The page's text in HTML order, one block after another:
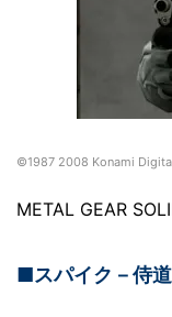
©1987 2008 Konami
METAL GEAR
■スパイク－侍